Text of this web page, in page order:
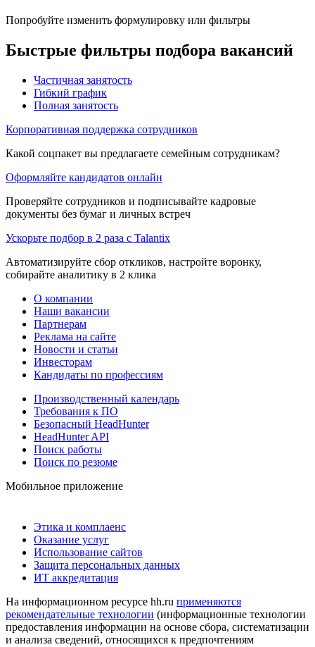
Попробуйте изменить формулировку или фильтры
Быстрые фильтры подбора вакансий
Частичная занятость
Гибкий график
Полная занятость
Корпоративная поддержка сотрудников
Какой соцпакет вы предлагаете семейным сотрудникам?
Оформляйте кандидатов онлайн
Проверяйте сотрудников и подписывайте кадровые
документы без бумаг и личных встреч
Ускорьте подбор в 2 раза с Talantix
Автоматизируйте сбор откликов, настройте воронку,
собирайте аналитику в 2 клика
О компании
Наши вакансии
Партнерам
Реклама на сайте
Новости и статьи
Инвесторам
Кандидаты по профессиям
Производственный календарь
Требования к ПО
Безопасный HeadHunter
HeadHunter API
Поиск работы
Поиск по резюме
Мобильное приложение
Этика и комплаенс
Оказание услуг
Использование сайтов
Защита персональных данных
ИТ аккредитация
На информационном ресурсе hh.ru применяются
рекомендательные технологии (информационные технологии
предоставления информации на основе сбора, систематизации
и анализа сведений, относящихся к предпочтениям